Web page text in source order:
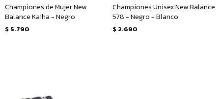
Championes de Mujer New
Balance Kaiha - Negro
$ 5.790
Championes Unisex New Balance
578 - Negro - Blanco
$ 2.690